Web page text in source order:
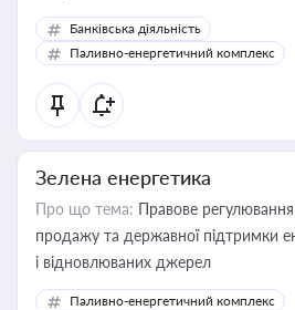
Банківська діяльність
Паливно-енергетичний комплекс
Зелена енергетика
Про що тема: Правове
продажу та державної підтримки
і відновлюваних джерел
Паливно-енергетичний комплекс